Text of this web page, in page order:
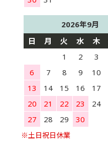
2026年9月
日
月 火 水 木
1
2 3
6
7 8 9 10
13
14 15 16 17
20
21 22 23 24
27
28 29 30